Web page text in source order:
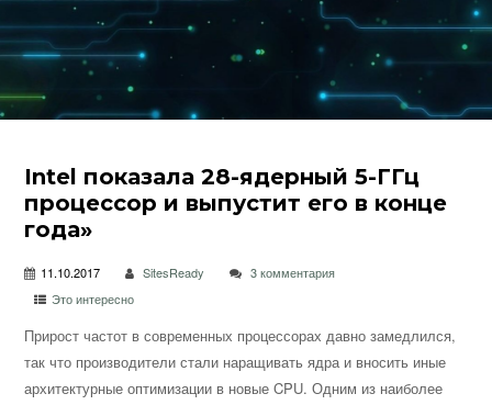
Intel показала 28-ядерный 5-ГГц
процессор и выпустит его в конце
года»
11.10.2017 SitesReady
3 комментария
Это интересно
Прирост частот в современных процессорах давно замедлился,
так что производители стали наращивать ядра и вносить иные
архитектурные оптимизации в новые CPU. Одним из наиболее